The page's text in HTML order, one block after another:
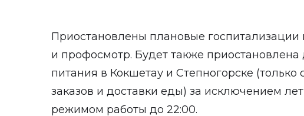
Приостановлены плановые госпитализации
и профосмотр. Будет также приостановлена
питания в Кокшетау и Степногорске
заказов и доставки еды) за исключением
режимом работы до 22:00.